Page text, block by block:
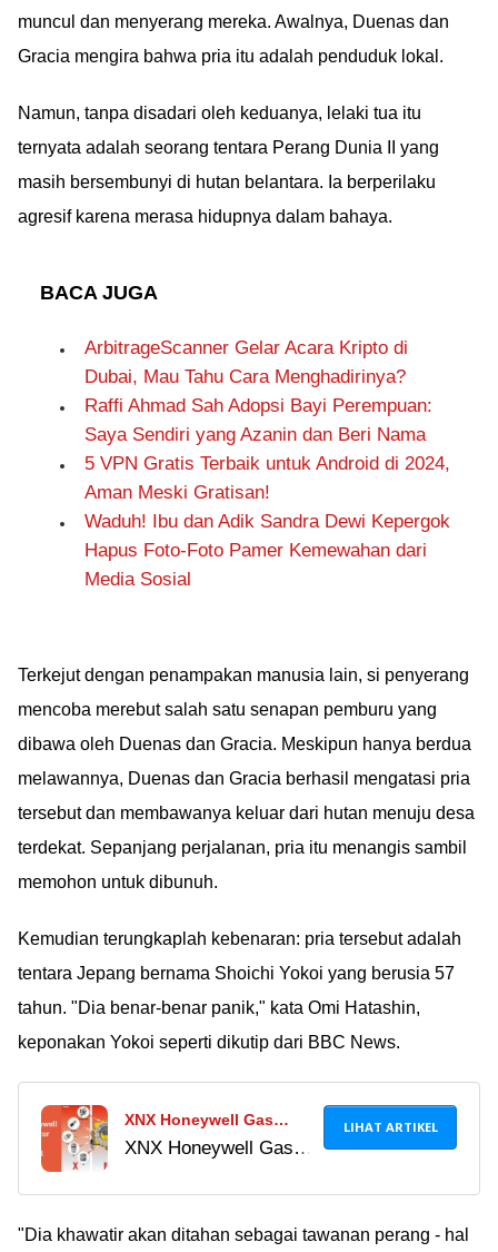
muncul dan menyerang mereka. Awalnya, Duenas dan
Gracia mengira bahwa pria itu adalah penduduk lokal.
Namun, tanpa disadari oleh keduanya, lelaki tua itu
ternyata adalah seorang tentara Perang Dunia II yang
masih bersembunyi di hutan belantara. Ia berperilaku
agresif karena merasa hidupnya dalam bahaya.
BACA JUGA
ArbitrageScanner Gelar Acara Kripto di
Dubai, Mau Tahu Cara Menghadirinya?
Raffi Ahmad Sah Adopsi Bayi Perempuan:
Saya Sendiri yang Azanin dan Beri Nama
5 VPN Gratis Terbaik untuk Android di 2024,
Aman Meski Gratisan!
Waduh! Ibu dan Adik Sandra Dewi Kepergok
Hapus Foto-Foto Pamer Kemewahan dari
Media Sosial
Terkejut dengan penampakan manusia lain, si penyerang
mencoba merebut salah satu senapan pemburu yang
dibawa oleh Duenas dan Gracia. Meskipun hanya berdua
melawannya, Duenas dan Gracia berhasil mengatasi pria
tersebut dan membawanya keluar dari hutan menuju desa
terdekat. Sepanjang perjalanan, pria itu menangis sambil
memohon untuk dibunuh.
Kemudian terungkaplah kebenaran: pria tersebut adalah
tentara Jepang bernama Shoichi Yokoi yang berusia 57
tahun. "Dia benar-benar panik," kata Omi Hatashin,
keponakan Yokoi seperti dikutip dari BBC News.
XNX Honeywell Gas
Detector Datasheet XNX
XNX Honeywell Gas
spesifikasi dan cara
LIHAT ARTIKEL
"Dia khawatir akan ditahan sebagai tawanan perang - hal